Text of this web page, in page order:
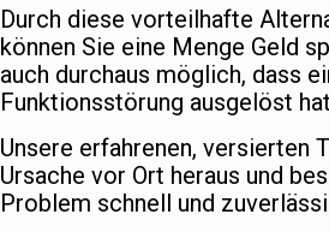
Durch diese vorteilhafte
können Sie eine Menge Geld
auch durchaus möglich, dass
Funktionsstörung ausgelöst
Unsere erfahrenen, versierten
Ursache vor Ort heraus und
Problem schnell und